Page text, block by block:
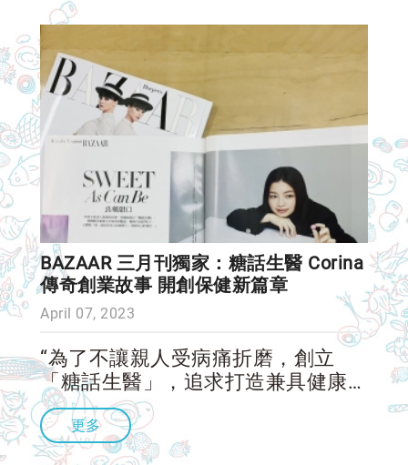
BAZAAR 三月刊獨家：糖話生醫 Corina
傳奇創業故事 開創保健新篇章
April 07, 2023
“為了不讓親人受病痛折磨，創立
「糖話生醫」，追求打造兼具健康與
美味的保健品。她所付出的努力，正
見證了一個道理：「愛，就是在別人
的需要上，看到自己的責任。」
更多